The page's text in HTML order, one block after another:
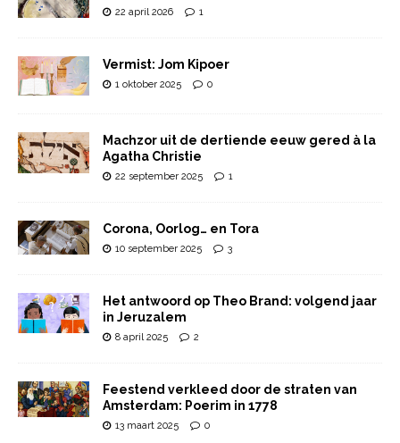
22 april 2026 1
Vermist: Jom Kipoer
1 oktober 2025 0
Machzor uit de dertiende eeuw gered à la
Agatha Christie
22 september 2025 1
Corona, Oorlog… en Tora
10 september 2025 3
Het antwoord op Theo Brand: volgend jaar
in Jeruzalem
8 april 2025 2
Feestend verkleed door de straten van
Amsterdam: Poerim in 1778
13 maart 2025 0